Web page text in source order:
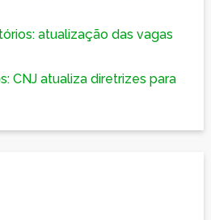
atualização das vagas
CNJ atualiza diretrizes para